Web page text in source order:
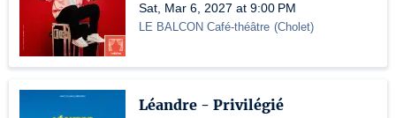
Sat, Mar 6, 2027 at 9:00 PM
LE BALCON Café-théâtre (Cholet)
Léandre - Privilégié